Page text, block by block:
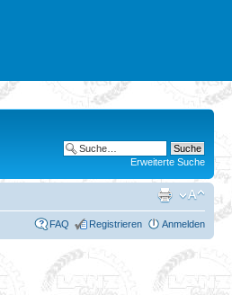
Erweiterte Suche
FAQ Registrieren Anmelden